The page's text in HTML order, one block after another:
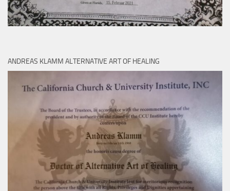
ANDREAS KLAMM ALTERNATIVE ART OF HEALING